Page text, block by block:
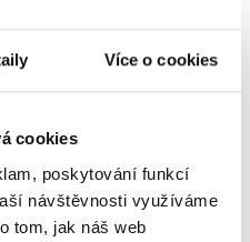
Více o cookies
cookies
poskytování funkcí
návštěvnosti využíváme
tom, jak náš web